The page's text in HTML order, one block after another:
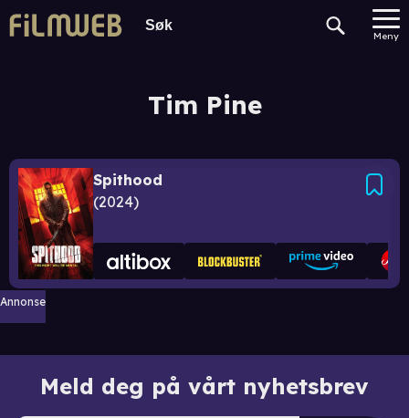
Meny
Tim Pine
Spithood
2024
Annonse
Meld deg på vårt nyhetsbrev